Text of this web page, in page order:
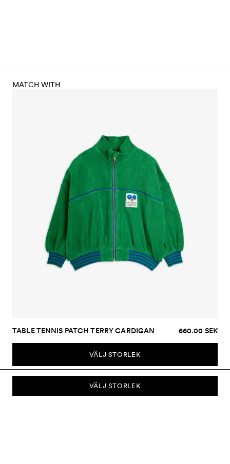
VÄLJ STORLEK
MATCH WITH
TABLE TENNIS PATCH TERRY CARDIGAN 660.00 SEK
VÄLJ STORLEK